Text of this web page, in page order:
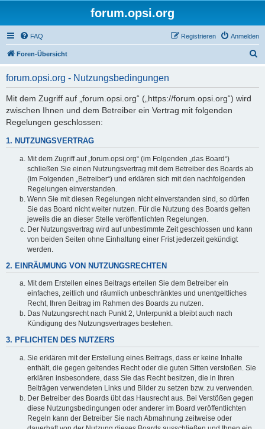
forum.opsi.org
FAQ Anmelden
Registrieren
Foren-Übersicht
forum.opsi.org - Nutzungsbedingungen
Mit dem Zugriff auf „forum.opsi.org“ („https://forum.opsi.org“) wird
zwischen Ihnen und dem Betreiber ein Vertrag mit folgenden
Regelungen geschlossen:
1. NUTZUNGSVERTRAG
Mit dem Zugriff auf „forum.opsi.org“ (im Folgenden „das Board“)
schließen Sie einen Nutzungsvertrag mit dem Betreiber des Boards ab
(im Folgenden „Betreiber“) und erklären sich mit den nachfolgenden
Regelungen einverstanden.
Wenn Sie mit diesen Regelungen nicht einverstanden sind, so dürfen
Sie das Board nicht weiter nutzen. Für die Nutzung des Boards gelten
jeweils die an dieser Stelle veröffentlichten Regelungen.
Der Nutzungsvertrag wird auf unbestimmte Zeit geschlossen und kann
von beiden Seiten ohne Einhaltung einer Frist jederzeit gekündigt
werden.
2. EINRÄUMUNG VON NUTZUNGSRECHTEN
Mit dem Erstellen eines Beitrags erteilen Sie dem Betreiber ein
einfaches, zeitlich und räumlich unbeschränktes und unentgeltliches
Recht, Ihren Beitrag im Rahmen des Boards zu nutzen.
Das Nutzungsrecht nach Punkt 2, Unterpunkt a bleibt auch nach
Kündigung des Nutzungsvertrages bestehen.
3. PFLICHTEN DES NUTZERS
Sie erklären mit der Erstellung eines Beitrags, dass er keine Inhalte
enthält, die gegen geltendes Recht oder die guten Sitten verstoßen. Sie
erklären insbesondere, dass Sie das Recht besitzen, die in Ihren
Beiträgen verwendeten Links und Bilder zu setzen bzw. zu verwenden.
Der Betreiber des Boards übt das Hausrecht aus. Bei Verstößen gegen
diese Nutzungsbedingungen oder anderer im Board veröffentlichten
Regeln kann der Betreiber Sie nach Abmahnung zeitweise oder